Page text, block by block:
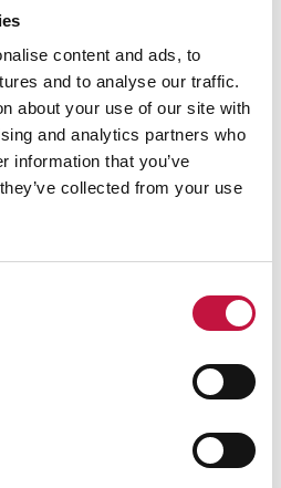
content and ads, to
and to analyse our traffic.
about your use of our site with
and analytics partners who
information that you’ve
collected from your use
saavuttamiseksi
kansalais-,
suosio
sai
33 100 kappaletta.
suosituin
käyttöön noin
Asiakkaat ovat olleet
asioimaan